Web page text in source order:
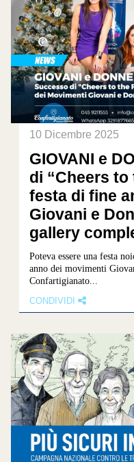
10 Dicembre 2025
GIOVANI e
di “Cheers to
festa di fine
Giovani e
gallery
Poteva essere una festa
anno dei movimenti
Confartigianato...
CONDIVIDI